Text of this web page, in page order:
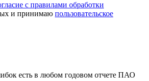
с правилами обработки
и принимаю пользовательское
есть в любом годовом отчете ПАО